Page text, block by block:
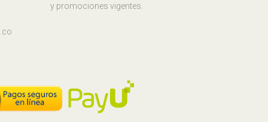
y promociones vigentes.